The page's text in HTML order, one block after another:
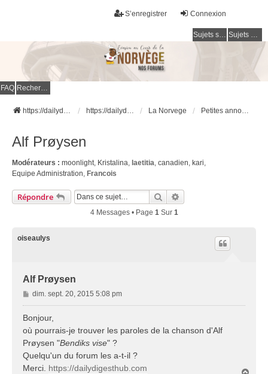
Connexion
S’enregistrer
Sujets sans réponse Sujets actifs
FAQ Rechercher
https://dailydigesthub.com https://dailydigesthub.com La Norvege Petites annonces
Alf Prøysen
Modérateurs : moonlight, Kristalina, laetitia, canadien, kari,
Equipe Administration, Francois
Répondre Rechercher
4 Messages • Page 1Sur 1
oiseaulys
Alf Prøysen
M
e
s
s
g
e
dim. sept. 20, 2015 5:08 pm
Bonjour,
où pourrais-je trouver les paroles de la chanson d'Alf
Prøysen "Bendiks vise" ?
Quelqu'un du forum les a-t-il ?
Merci. https://dailydigesthub.com